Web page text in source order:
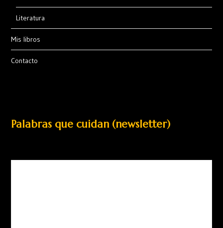
Literatura
Mis libros
Contacto
Palabras que cuidan (newsletter)